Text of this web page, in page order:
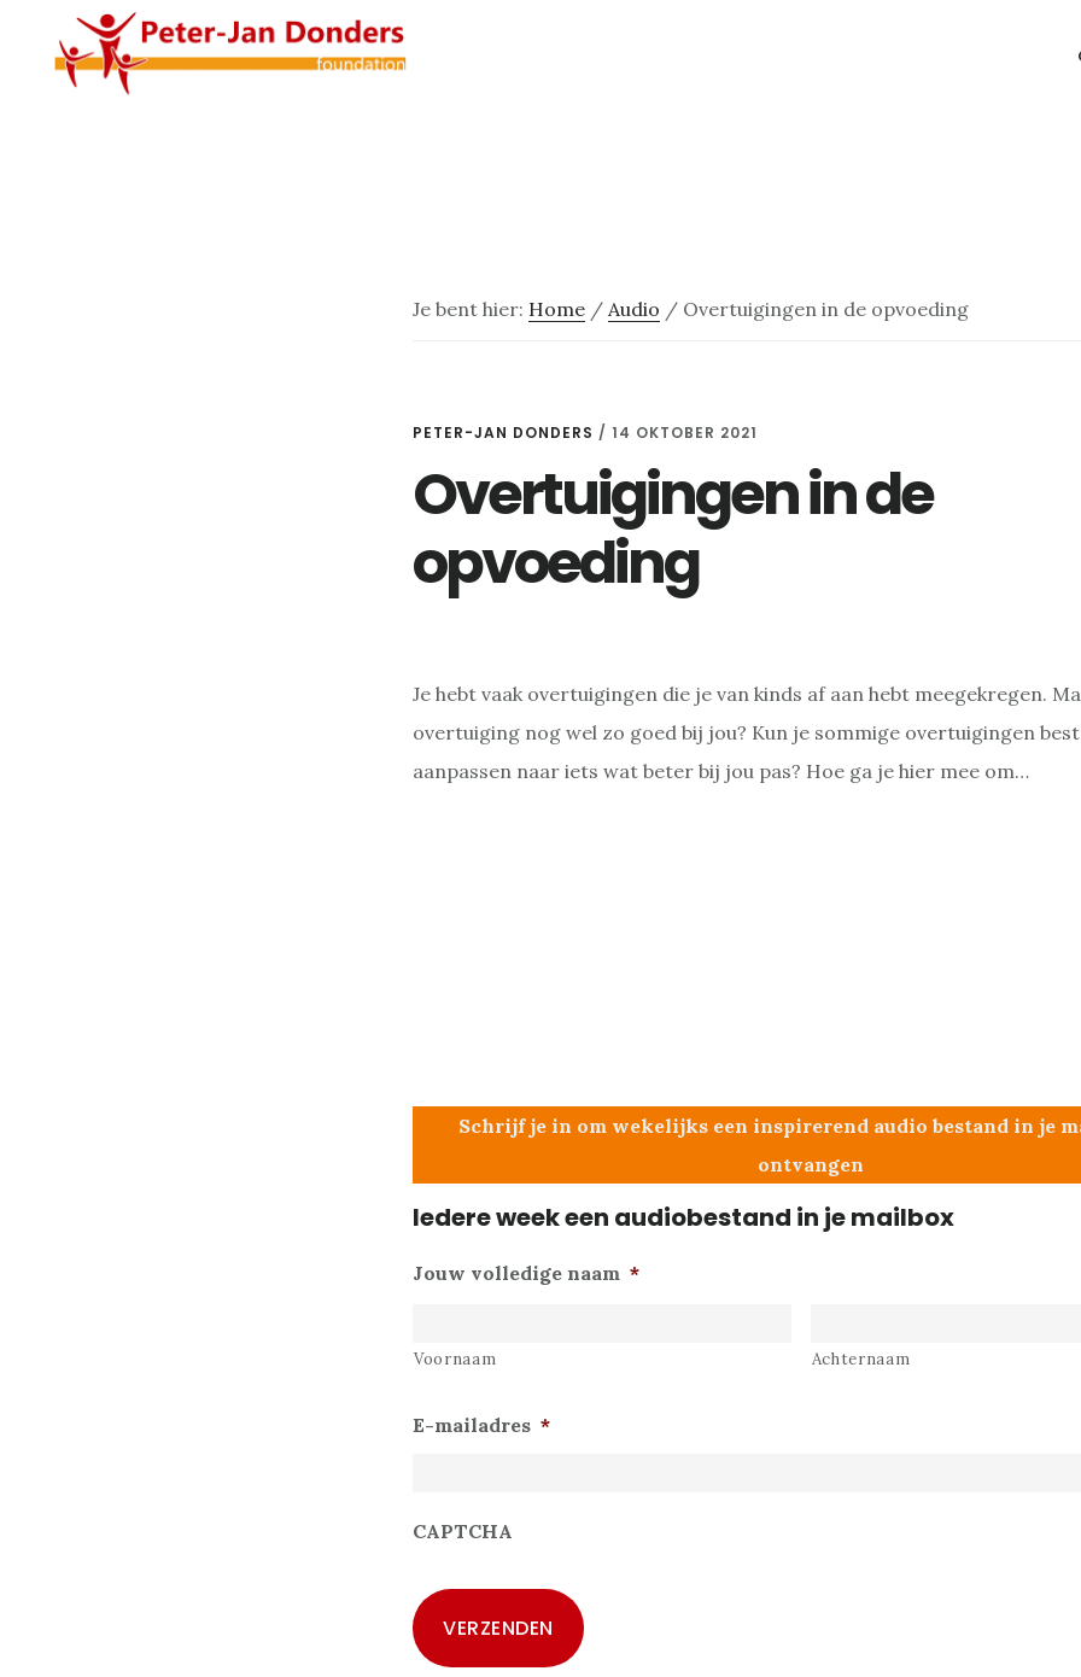
Je bent hier: Home / Audio / Overtuigingen in de opvoeding
PETER-JAN DONDERS / 14 OKTOBER 2021
Overtuigingen in de
opvoeding
Je hebt vaak overtuigingen die je van kinds af aan hebt meegekregen.
overtuiging nog wel zo goed bij jou? Kun je sommige overtuigingen
aanpassen naar iets wat beter bij jou pas? Hoe ga je hier mee om…
Schrijf je in om wekelijks een inspirerend audio bestand in je
ontvangen
Iedere week een audiobestand in je mailbox
Jouw volledige naam *
Voornaam Achternaam
E-mailadres *
CAPTCHA